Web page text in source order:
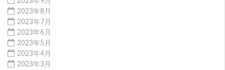
2023年8月
2023年7月
2023年6月
2023年5月
2023年4月
2023年3月